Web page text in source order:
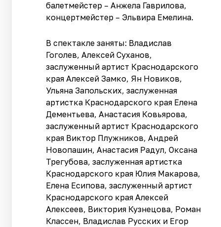
балетмейстер – Анжела Гаврилова,
концертмейстер – Эльвира Емелина.
В спектакле заняты: Владислав
Гоголев, Алексей Суханов,
заслуженный артист Краснодарского
края Алексей Замко, Ян Новиков,
Ульяна Запольских, заслуженная
артистка Краснодарского края Елена
Дементьева, Анастасия Ковьярова,
заслуженный артист Краснодарского
края Виктор Плужников, Андрей
Новопашин, Анастасия Радул, Оксана
Трегубова, заслуженная артистка
Краснодарского края Юлия Макарова,
Елена Есипова, заслуженный артист
Краснодарского края Алексей
Алексеев, Виктория Кузнецова, Роман
Классен, Владислав Русских и Егор